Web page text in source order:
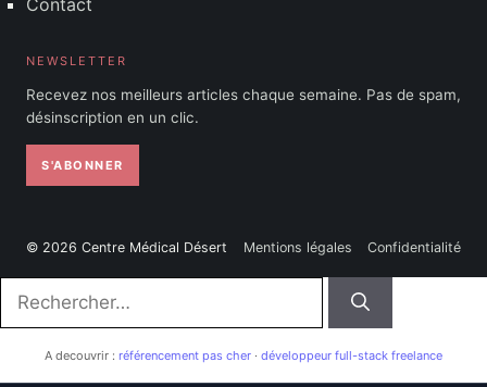
NEWSLETTER
Recevez nos meilleurs articles chaque semaine. Pas de spam,
désinscription en un clic.
S'ABONNER
© 2026 Centre Médical Désert Mentions légales Confidentialité
A decouvrir : référencement pas cher · développeur full-stack freelance